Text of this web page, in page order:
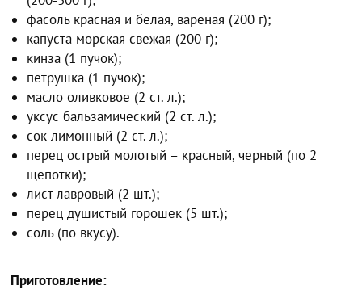
фасоль красная и белая, вареная (200 г);
капуста морская свежая (200 г);
кинза (1 пучок);
петрушка (1 пучок);
масло оливковое (2 ст. л.);
уксус бальзамический (2 ст. л.);
сок лимонный (2 ст. л.);
перец острый молотый – красный, черный (по 2
щепотки);
лист лавровый (2 шт.);
перец душистый горошек (5 шт.);
соль (по вкусу).
Приготовление: